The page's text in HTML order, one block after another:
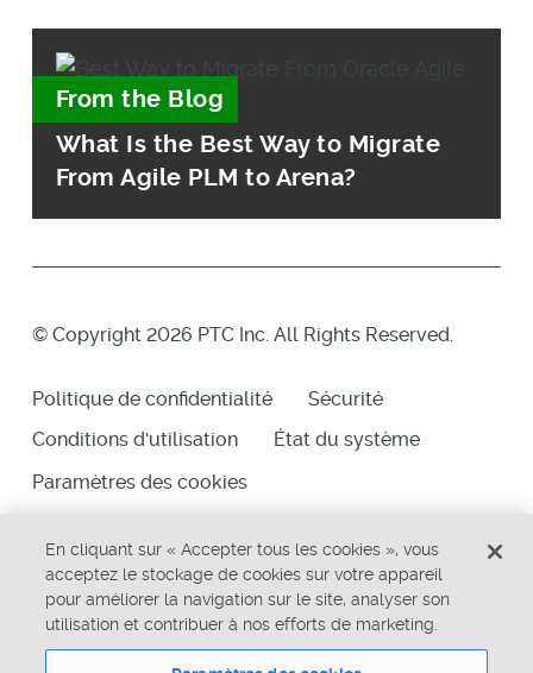
From the Blog
What Is the Best Way to Migrate
From Agile PLM to Arena?
© Copyright 2026 PTC Inc. All Rights Reserved.
Politique de confidentialité
Sécurité
Conditions d'utilisation
État du système
Paramètres des cookies
En cliquant sur « Accepter tous les cookies », vous
acceptez le stockage de cookies sur votre appareil
pour améliorer la navigation sur le site, analyser son
utilisation et contribuer à nos efforts de marketing.